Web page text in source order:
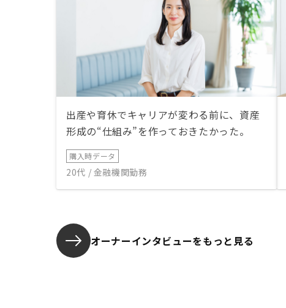
出産や育休でキャリアが変わる前に、資産
形成の“仕組み”を作っておきたかった。
購入時データ
20代 / 金融機関勤務
オーナーインタビューをもっと見る